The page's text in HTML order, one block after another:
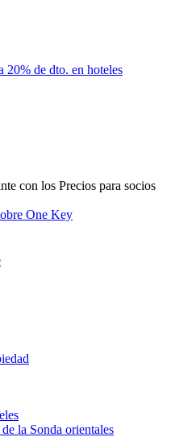
20% de dto. en hoteles
con los Precios para socios
One Key
la Sonda orientales